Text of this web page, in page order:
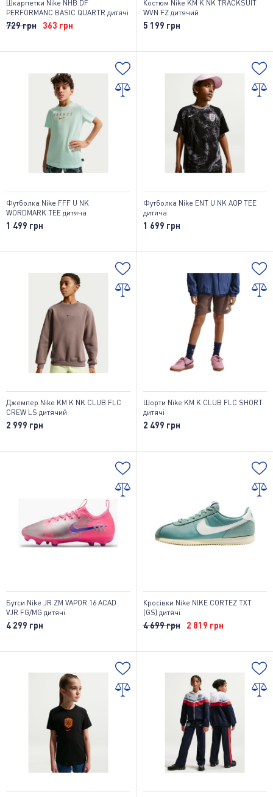
Шкарпетки Nike NHB DF
PERFORMANC BASIC QUARTR дитячі
729 грн 363 грн
Костюм Nike KM K NK TRACKSUIT
WVN FZ дитячий
5 199 грн
Футболка Nike FFF U NK
WORDMARK TEE дитяча
1 499 грн
Футболка Nike ENT U NK AOP TEE
дитяча
1 699 грн
Джемпер Nike KM K NK CLUB FLC
CREW LS дитячий
2 999 грн
Шорти Nike KM K CLUB FLC SHORT
дитячі
2 499 грн
Бутси Nike JR ZM VAPOR 16 ACAD
VJR FG/MG дитячі
4 299 грн
Кросівки Nike NIKE CORTEZ TXT
(GS) дитячі
4 699 грн 2 819 грн